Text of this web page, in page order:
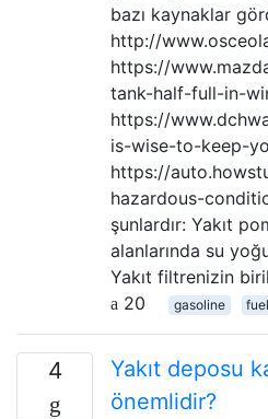
bazı kaynaklar
http://
https://
tank-half-full-in-
https://
is-wise-to-keep-
https://
hazardous-
şunlardır: Yakıt
alanlarında su
Yakıt filtrenizin
20
gasoline
4
Yakıt deposu
önemlidir?